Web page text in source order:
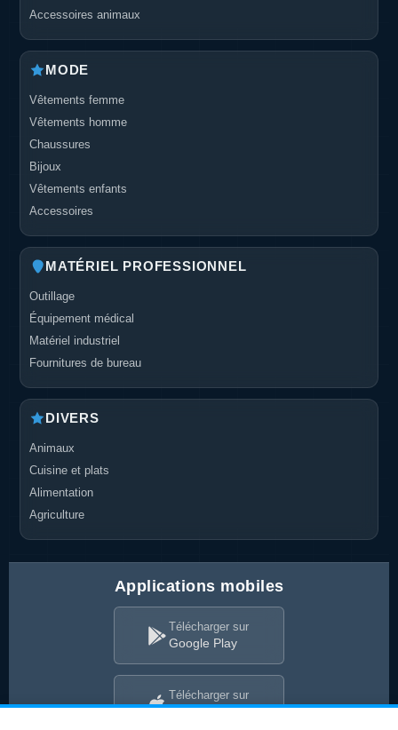
Accessoires animaux
MODE
Vêtements femme
Vêtements homme
Chaussures
Bijoux
Vêtements enfants
Accessoires
MATÉRIEL PROFESSIONNEL
Outillage
Équipement médical
Matériel industriel
Fournitures de bureau
DIVERS
Animaux
Cuisine et plats
Alimentation
Agriculture
Applications mobiles
Télécharger sur
Google Play
Télécharger sur
App Store